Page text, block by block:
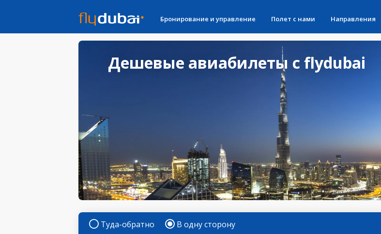
Бронирование и управление Полет с нами Направления
Дешевые авиабилеты с flydubai
Туда-обратно В одну сторону